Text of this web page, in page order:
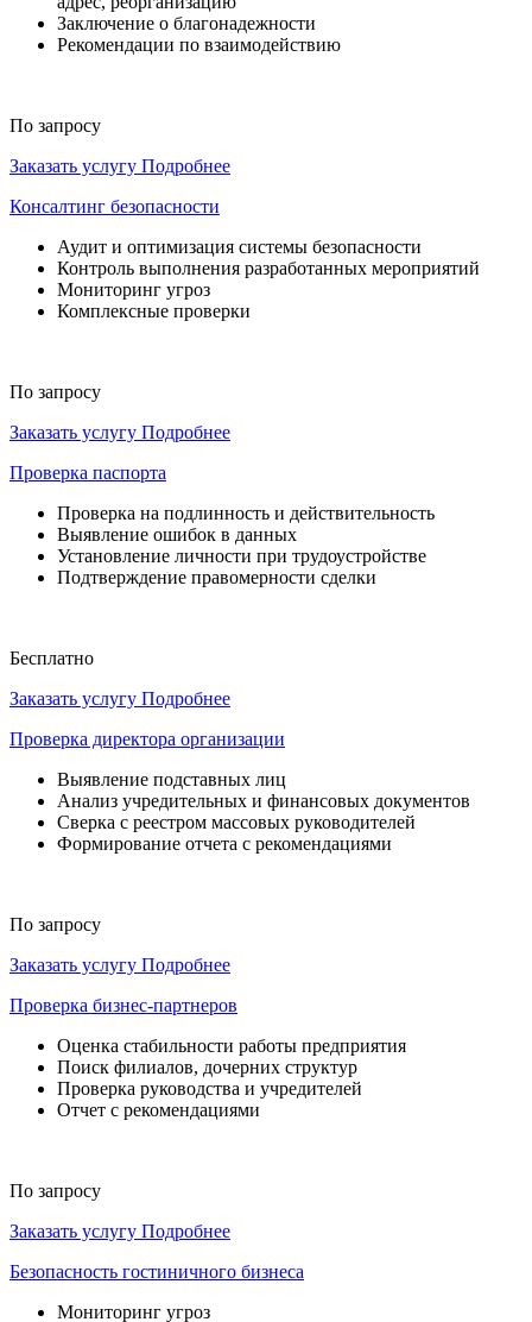
Заключение о благонадежности
Рекомендации по взаимодействию
По запросу
Заказать услугу Подробнее
Консалтинг безопасности
Аудит и оптимизация системы безопасности
Контроль выполнения разработанных мероприятий
Мониторинг угроз
Комплексные проверки
По запросу
Заказать услугу Подробнее
Проверка паспорта
Проверка на подлинность и действительность
Выявление ошибок в данных
Установление личности при трудоустройстве
Подтверждение правомерности сделки
Бесплатно
Заказать услугу Подробнее
Проверка директора организации
Выявление подставных лиц
Анализ учредительных и финансовых документов
Сверка с реестром массовых руководителей
Формирование отчета с рекомендациями
По запросу
Заказать услугу Подробнее
Проверка бизнес-партнеров
Оценка стабильности работы предприятия
Поиск филиалов, дочерних структур
Проверка руководства и учредителей
Отчет с рекомендациями
По запросу
Заказать услугу Подробнее
Безопасность гостиничного бизнеса
Мониторинг угроз